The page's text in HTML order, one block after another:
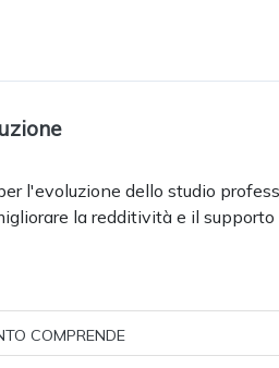
l'evoluzione dello studio
la redditività e il
COMPRENDE